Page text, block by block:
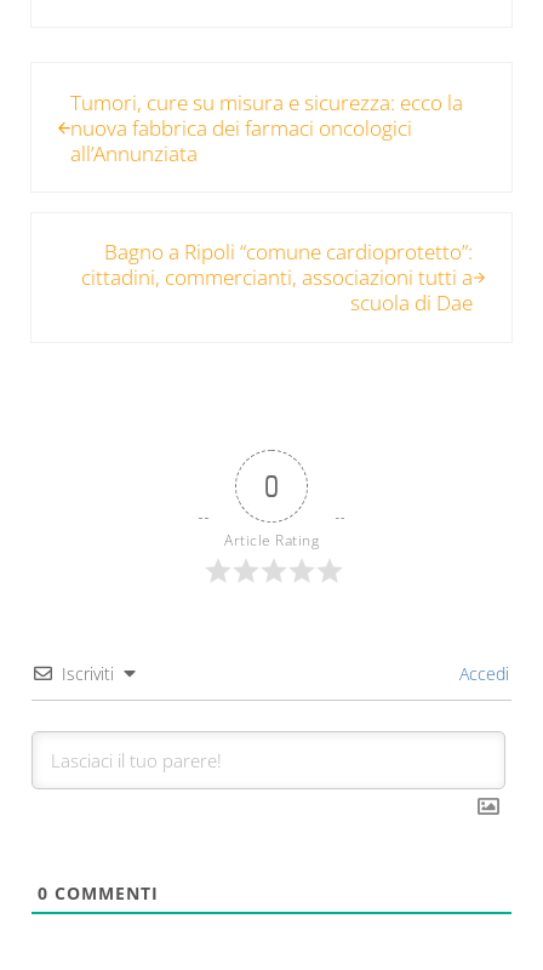
Tumori, cure su misura e sicurezza: ecco la
nuova fabbrica dei farmaci oncologici
all’Annunziata
Bagno a Ripoli “comune cardioprotetto”:
cittadini, commercianti, associazioni tutti a
scuola di Dae
0
Article Rating
Iscriviti Accedi
0 COMMENTI